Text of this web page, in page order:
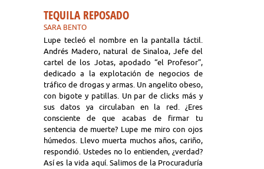
TEQUILA REPOSADO
SARA BENTO
Lupe tecleó el nombre en la pantalla táctil.
Andrés Madero, natural de Sinaloa, Jefe del
cartel de los Jotas, apodado “el Profesor”,
dedicado a la explotación de negocios de
tráfico de drogas y armas. Un angelito obeso,
con bigote y patillas. Un par de clicks más y
sus datos ya circulaban en la red. ¿Eres
consciente de que acabas de firmar tu
sentencia de muerte? Lupe me miro con ojos
húmedos. Llevo muerta muchos años, cariño,
respondió. Ustedes no lo entienden, ¿verdad?
Así es la vida aquí. Salimos de la Procuraduría